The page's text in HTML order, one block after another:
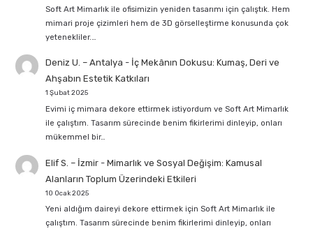
Soft Art Mimarlık ile ofisimizin yeniden tasarımı için çalıştık. Hem
mimari proje çizimleri hem de 3D görselleştirme konusunda çok
yetenekliler.…
Deniz U. – Antalya - İç Mekânın Dokusu: Kumaş, Deri ve
Ahşabın Estetik Katkıları
1 Şubat 2025
Evimi iç mimara dekore ettirmek istiyordum ve Soft Art Mimarlık
ile çalıştım. Tasarım sürecinde benim fikirlerimi dinleyip, onları
mükemmel bir…
Elif S. – İzmir- Mimarlık ve Sosyal Değişim: Kamusal
Alanların Toplum Üzerindeki Etkileri
10 Ocak 2025
Yeni aldığım daireyi dekore ettirmek için Soft Art Mimarlık ile
çalıştım. Tasarım sürecinde benim fikirlerimi dinleyip, onları